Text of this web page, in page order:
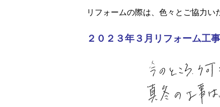
リフォームの際は、色々とご協力
２０２３年３月リフォーム工事